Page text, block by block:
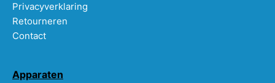
Privacyverklaring
Retourneren
Contact
Apparaten